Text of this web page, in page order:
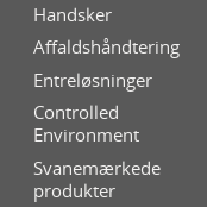
Handsker
Affaldshåndtering
Entreløsninger
Controlled
Environment
Svanemærkede
produkter